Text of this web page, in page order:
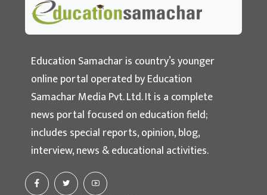
Education Samachar
Nepal's No.1 Educational News Portal
Education Samachar is country’s younger
online portal operated by Education
Samachar Media Pvt. Ltd. It is a complete
news portal focused on education field;
includes special reports, opinion, blog,
interview, news & educational activities.